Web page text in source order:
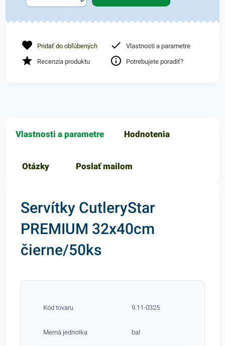
Pridať do obľúbených Vlastnosti a parametre
Recenzia produktu Potrebujete poradiť?
Vlastnosti a parametre Hodnotenia
Otázky Poslať mailom
Servítky CutleryStar
PREMIUM 32x40cm
čierne/50ks
Kód tovaru 9.11-0325
Merná jednotka bal